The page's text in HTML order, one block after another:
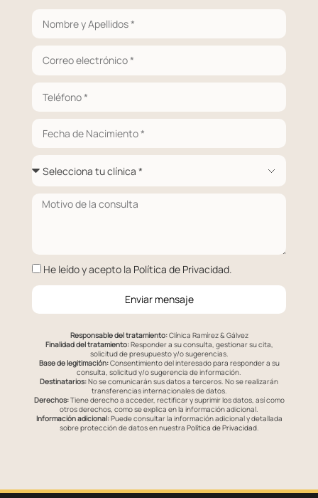
He leído y acepto la Política de Privacidad.
Enviar mensaje
Responsable del tratamiento:Clínica Ramírez & Gálvez
Finalidad del tratamiento:Responder a su consulta, gestionar su cita,
solicitud de presupuesto y/o sugerencias.
Base de legitimación:Consentimiento del interesado para responder a su
consulta, solicitud y/o sugerencia de información.
Destinatarios:No se comunicarán sus datos a terceros. No se realizarán
transferencias internacionales de datos.
Derechos:Tiene derecho a acceder, rectificar y suprimir los datos, así como
otros derechos, como se explica en la información adicional.
Información adicional:Puede consultar la información adicional y detallada
sobre protección de datos en nuestra Política de Privacidad.